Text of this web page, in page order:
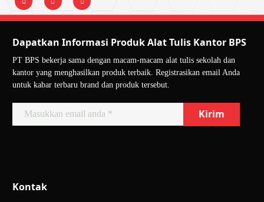
Dapatkan Informasi Produk Alat Tulis Kantor BPS
PT BPS bekerja sama dengan macam-macam alat tulis sekolah dan
kantor yang menghasilkan produk terbaik. Registrasikan email Anda
untuk kabar terbaru brand dan produk tersebut.
Kontak